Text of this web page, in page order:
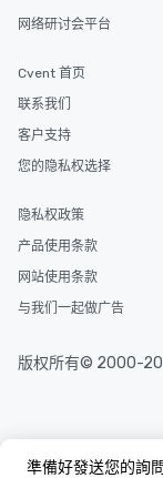
準備好發送您的詢
网络研讨会平台
Cvent 首页
联系我们
客户支持
您的隐私权选择
隐私权政策
产品使用条款
网站使用条款
与我们一起做广告
版权所有© 2000-